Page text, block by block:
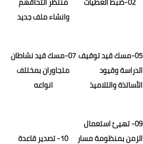
وانشاء ملف جديد
05-مسك قيد توقيف
الدراسة وقيود
الأساتذة والتلاميذ
​07-مسك قيد نشاطان
متجاوران بمختلف
انواعه
09- تهيئ استعمال
الزمن بمنظومة مسار
10- تصدير قاعدة